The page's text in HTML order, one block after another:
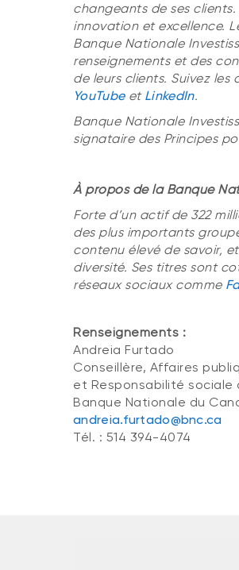
changeants de ses
innovation et excellence.
Banque Nationale
renseignements et des
de leurs clients. Suivez les
YouTubeet LinkedIn.
Banque Nationale
signataire des Principes
À propos de la Banque
Forte d’un actif de 322
des plus importants
contenu élevé de savoir,
diversité. Ses titres sont
réseaux sociaux comme
Renseignements :
Andreia Furtado
Conseillère, Affaires
et Responsabilité sociale
Banque Nationale du
andreia.furtado@bnc.ca
Tél. : 514 394-4074